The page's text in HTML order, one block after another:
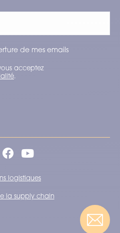
de mes emails
acceptez
.
logistiques
la supply chain